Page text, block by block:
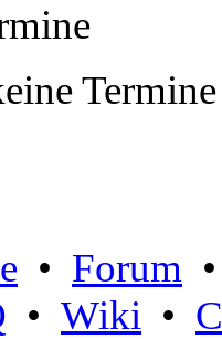
• Forum
• Wiki •